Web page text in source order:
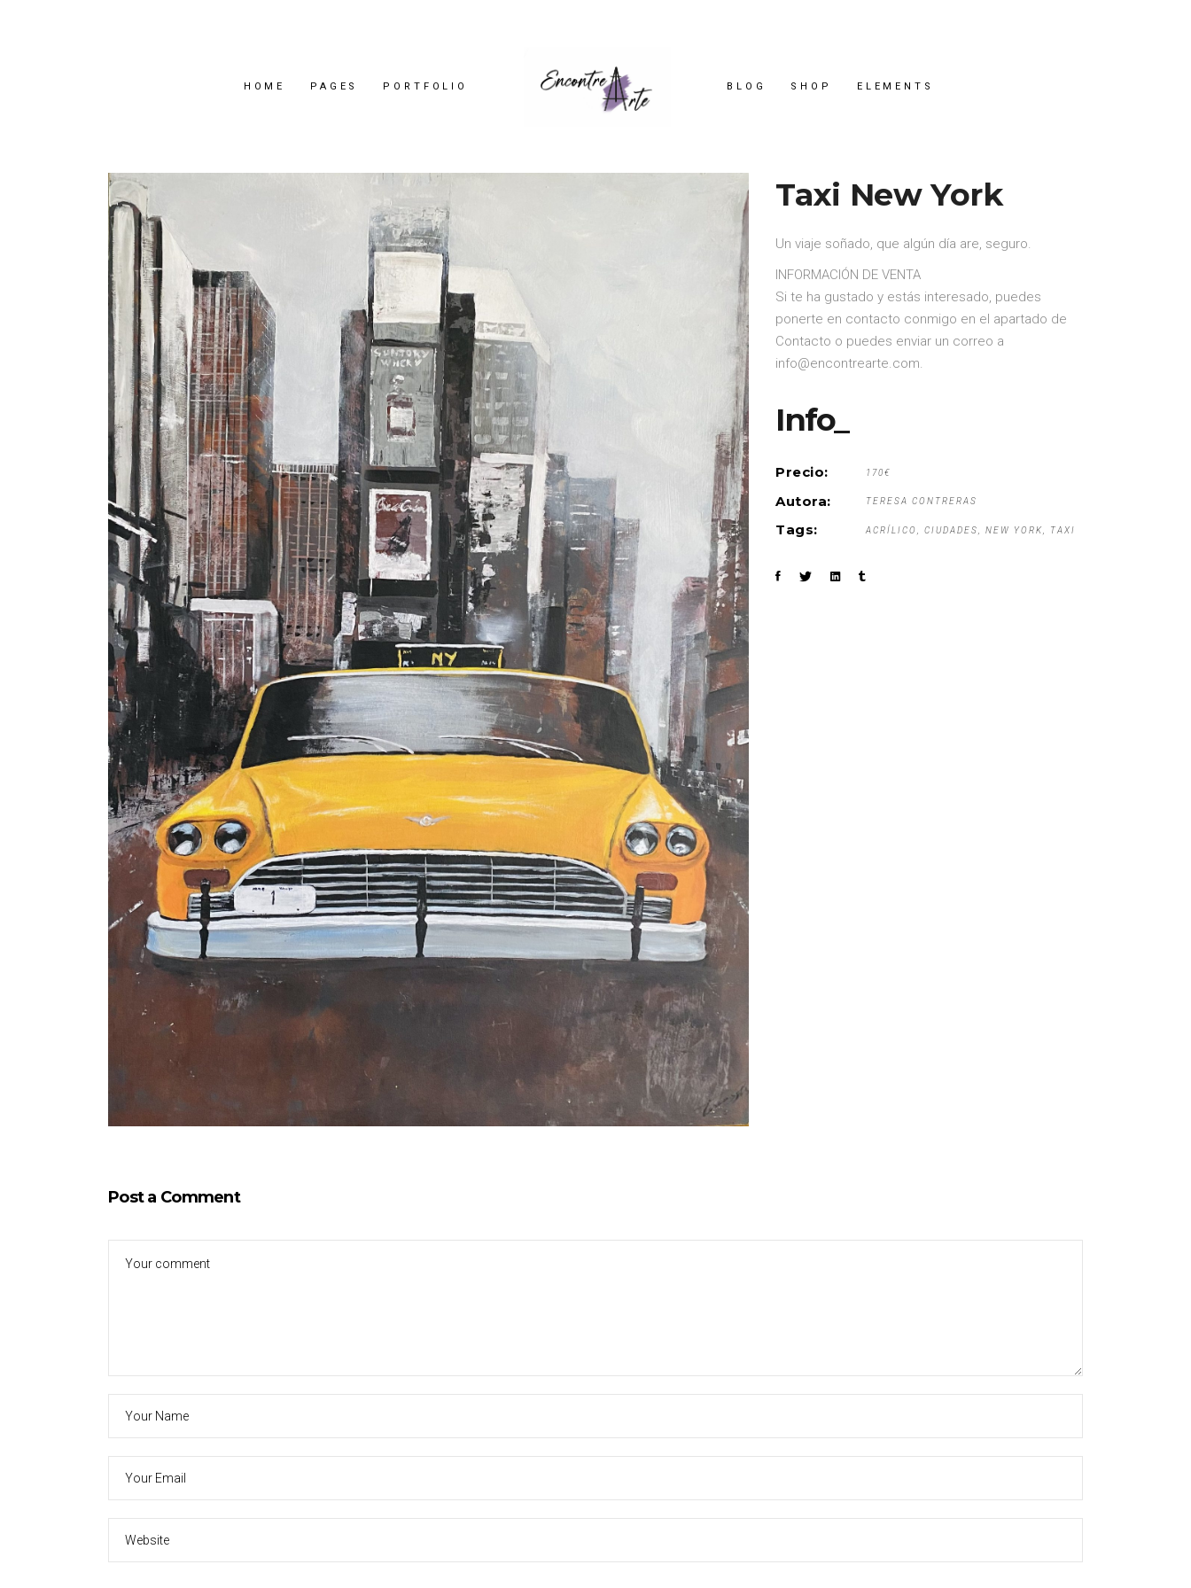
HOME PAGES PORTFOLIO BLOG SHOP ELEMENTS
Taxi New York
Un viaje soñado, que algún día are, seguro.
INFORMACIÓN DE VENTA
Si te ha gustado y estás interesado, puedes
ponerte en contacto conmigo en el apartado de
Contacto o puedes enviar un correo a
info@encontrearte.com.
Info_
Precio: 170€
Autora: TERESA CONTRERAS
Tags: ACRÍLICO CIUDADES NEW YORK TAXI
Post a Comment